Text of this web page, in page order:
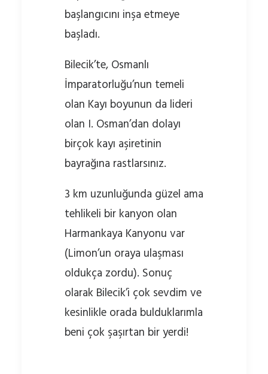
başlangıcını inşa etmeye
başladı.
Bilecik’te, Osmanlı
İmparatorluğu’nun temeli
olan Kayı boyunun da lideri
olan I. Osman’dan dolayı
birçok kayı aşiretinin
bayrağına rastlarsınız.
3 km uzunluğunda güzel ama
tehlikeli bir kanyon olan
Harmankaya Kanyonu var
(Limon’un oraya ulaşması
oldukça zordu). Sonuç
olarak Bilecik’i çok sevdim ve
kesinlikle orada bulduklarımla
beni çok şaşırtan bir yerdi!